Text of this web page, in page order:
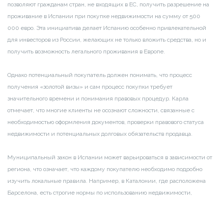
позволяют гражданам стран, не входящих в ЕС, получить разрешение на
проживание в Испании при покупке недвижимости на сумму от 500
000 евро. Эта инициатива делает Испанию особенно привлекательной
для инвесторов из России, желающих не только вложить средства, но и
получить возможность легального проживания в Европе.
Однако потенциальный покупатель должен понимать, что процесс
получения «золотой визы» и сам процесс покупки требует
значительного времени и понимания правовых процедур. Карла
отмечает, что многие клиенты не осознают сложности, связанные с
необходимостью оформления документов, проверки правового статуса
недвижимости и потенциальных долговых обязательств продавца.
Муниципальный закон в Испании может варьироваться в зависимости от
региона, что означает, что каждому покупателю необходимо подробно
изучить локальные правила. Например, в Каталонии, где расположена
Барселона, есть строгие нормы по использованию недвижимости,